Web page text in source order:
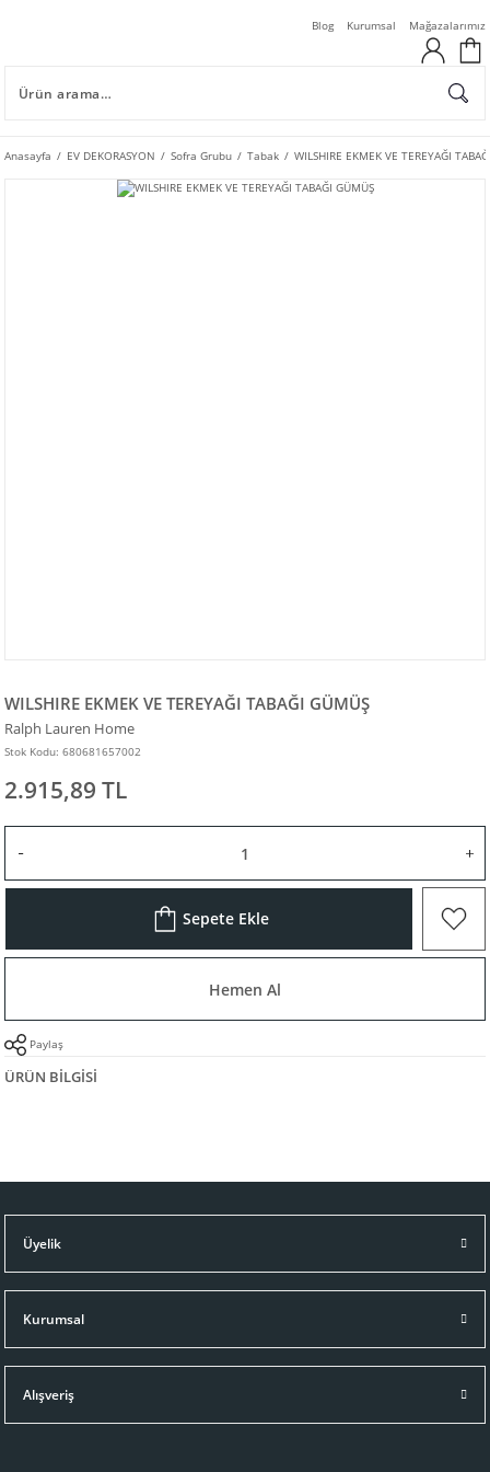
Blog Kurumsal Mağazalarımız
Anasayfa EV DEKORASYON Sofra Grubu Tabak WILSHIRE EKMEK VE TEREYAĞI
WILSHIRE EKMEK VE TEREYAĞI TABAĞI GÜMÜŞ
Ralph Lauren Home
Stok Kodu: 680681657002
2.915,89 TL
Sepete Ekle
Hemen Al
Paylaş
ÜRÜN BILGISI
Üyelik
Kurumsal
Alışveriş